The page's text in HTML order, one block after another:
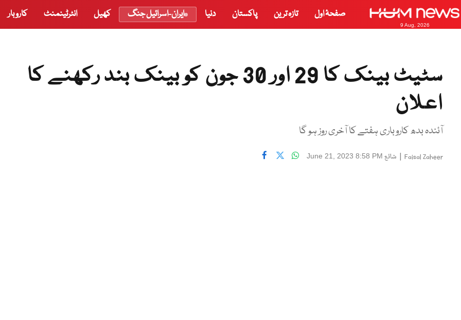
9 Aug, 2026
صفحۂ اول تازہ ترین پاکستان دنیا ایران-اسرائیل جنگ کھیل انٹرٹینمنٹ کاروبار
سٹیٹ بینک کا 29 اور 30 جون کو بینک بند رکھنے کا
اعلان
آئندہ بدھ کاروباری ہفتے کا آخری روز ہو گا
Faisal Zaheer
| شائع June 21, 2023 8:58 PM